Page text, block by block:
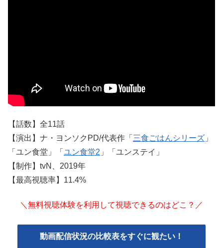
【話数】全11話
【演出】ナ・ヨンソクPD/代表作「 三食ごはんシリーズ 」
「ユン食堂」「 ユン食堂2 」「ユンステイ」
【制作】tvN、2019年
【最高視聴率】11.4%
＼無料視聴体験を利用して視聴できるのはどこ？／
動画配信状況の比較表をすぐに観たい！